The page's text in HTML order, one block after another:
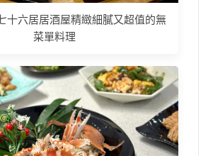
十六居居酒屋精緻細膩又超值的無
菜單料理